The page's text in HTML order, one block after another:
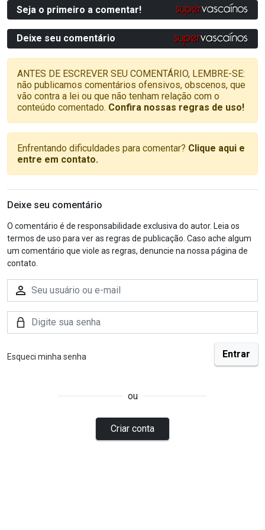
Seja o primeiro a comentar!
Deixe seu comentário
ANTES DE ESCREVER SEU COMENTÁRIO, LEMBRE-SE:
não publicamos comentários ofensivos, obscenos, que
vão contra a lei ou que não tenham relação com o
conteúdo comentado. Confira nossas regras de uso!
Enfrentando dificuldades para comentar? Clique aqui e
entre em contato.
Deixe seu comentário
O comentário é de responsabilidade exclusiva do autor. Leia os
termos de uso para ver as regras de publicação. Caso ache algum
um comentário que viole as regras, denuncie na nossa página de
contato.
Esqueci minha senha
ou
Criar conta